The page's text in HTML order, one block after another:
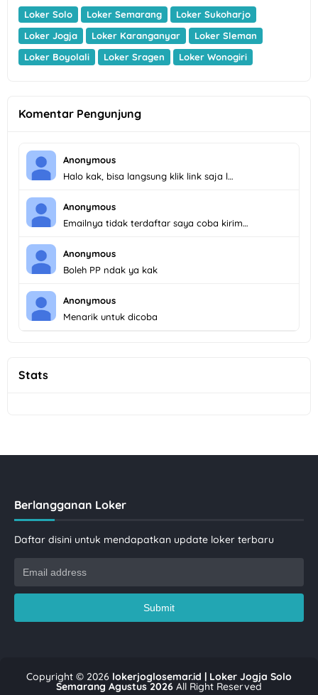
Loker Solo Loker Semarang
Loker Sukoharjo
Loker Jogja
Loker Karanganyar
Loker Sleman
Loker Boyolali
Loker Sragen Loker Wonogiri
Komentar Pengunjung
Anonymous
Halo kak, bisa langsung klik link saja l…
Anonymous
Emailnya tidak terdaftar saya coba kirim…
Anonymous
Boleh PP ndak ya kak
Anonymous
Menarik untuk dicoba
Stats
Berlangganan Loker
Daftar disini untuk mendapatkan update loker terbaru
Copyright © 2026 lokerjoglosemar.id | Loker Jogja Solo
Semarang Agustus 2026 All Right Reserved